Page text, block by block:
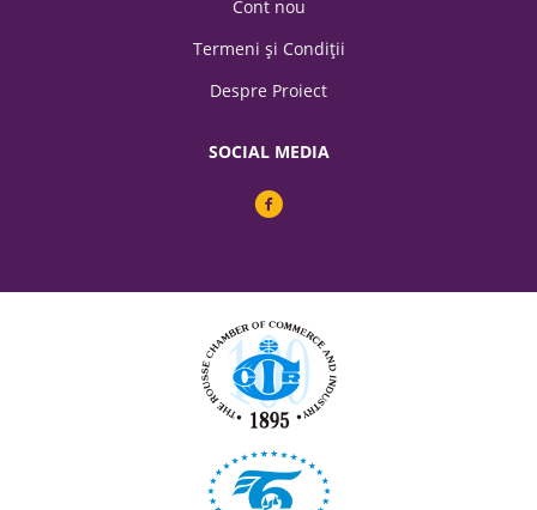
Cont nou
Termeni şi Condiții
Despre Proiect
SOCIAL MEDIA